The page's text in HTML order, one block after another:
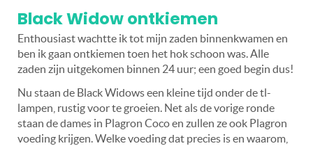
Black Widow ontkiemen
Enthousiast wachtte ik tot mijn zaden binnenkwamen en
ben ik gaan ontkiemen toen het hok schoon was. Alle
zaden zijn uitgekomen binnen 24 uur; een goed begin dus!
Nu staan de Black Widows een kleine tijd onder de tl-
lampen, rustig voor te groeien. Net als de vorige ronde
staan de dames in Plagron Coco en zullen ze ook Plagron
voeding krijgen. Welke voeding dat precies is en waarom,